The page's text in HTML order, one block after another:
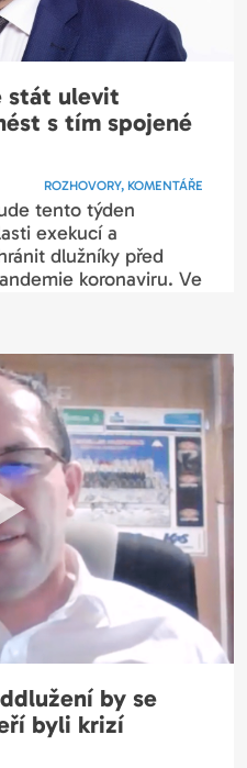
stát ulevit
s tím spojené
ROZHOVORY, KOMENTÁŘE
tento týden
exekucí a
dlužníky před
koronaviru. Ve
by se
byli krizí